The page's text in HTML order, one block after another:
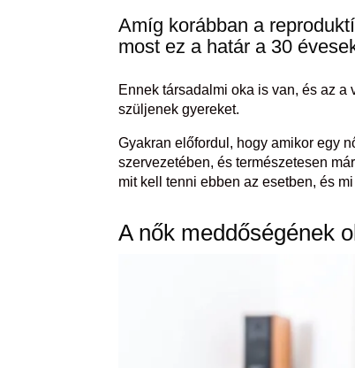
Amíg korábban a
most ez a határ a 30
Ennek társadalmi oka is van, és az a
szüljenek gyereket.
Gyakran előfordul, hogy amikor egy
szervezetében, és természetesen
mit kell tenni ebben az esetben, és
A nők meddőségének